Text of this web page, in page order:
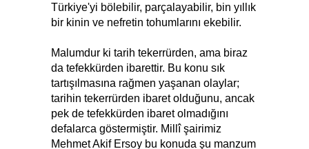
Türkiye'yi bölebilir, parçalayabilir, bin yıllık
bir kinin ve nefretin tohumlarını ekebilir.
Malumdur ki tarih tekerrürden, ama biraz
da tefekkürden ibarettir. Bu konu sık
tartışılmasına rağmen yaşanan olaylar;
tarihin tekerrürden ibaret olduğunu, ancak
pek de tefekkürden ibaret olmadığını
defalarca göstermiştir. Millî şairimiz
Mehmet Akif Ersoy bu konuda şu manzum